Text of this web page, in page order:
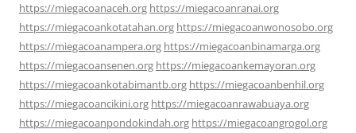
https://miegacoanaceh.org https://miegacoanranai.org
https://miegacoankotatahan.org https://miegacoanwonosobo.org
https://miegacoanampera.org https://miegacoanbinamarga.org
https://miegacoansenen.org https://miegacoankemayoran.org
https://miegacoankotabimantb.org https://miegacoanbenhil.org
https://miegacoancikini.org https://miegacoanrawabuaya.org
https://miegacoanpondokindah.org https://miegacoangrogol.org